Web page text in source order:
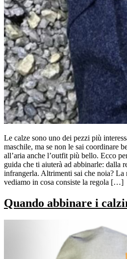
Le calze sono uno dei pezzi più
maschile, ma se non le sai coordinare
all’aria anche l’outfit più bello. Ecco
guida che ti aiuterà ad abbinarle: dalla
infrangerla. Altrimenti sai che noia? La
vediamo in cosa consiste la regola […]
Quando abbinare i